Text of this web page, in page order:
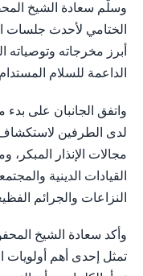
وسلّم سعادة الشيخ
الختامي لأحدث جلسات
أبرز مخرجاته وتوصياته
الداعمة للسلام
واتفق الجانبان على
لدى الطرفين
مجالات الإنذار
القيادات الدينية
النزاعات والجرائم
وأكد سعادة الشيخ
تمثل إحدى أهم أولويات